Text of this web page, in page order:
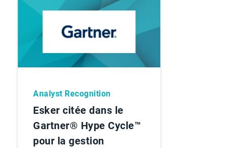
Analyst Recognition
Esker citée dans le
Gartner® Hype Cycle™
pour la gestion